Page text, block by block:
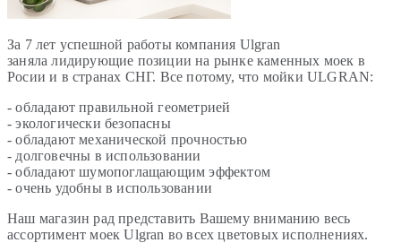
За 7 лет успешной работы компания Ulgran
заняла лидирующие позиции на рынке каменных моек в
Росии и в странах СНГ. Все потому, что мойки ULGRAN:
- обладают правильной геометрией
- экологически безопасны
- обладают механической прочностью
- долговечны в использовании
- обладают шумопоглащающим эффектом
- очень удобны в использовании
Наш магазин рад представить Вашему вниманию весь
ассортимент моек Ulgran во всех цветовых исполнениях.